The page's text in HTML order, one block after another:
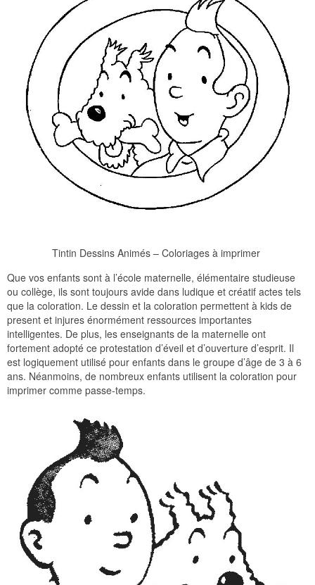
Tintin Dessins Animés – Coloriages à imprimer
Que vos enfants sont à l’école maternelle, élémentaire studieuse
ou collège, ils sont toujours avide dans ludique et créatif actes tels
que la coloration. Le dessin et la coloration permettent à kids de
present et injures énormément ressources importantes
intelligentes. De plus, les enseignants de la maternelle ont
fortement adopté ce protestation d’éveil et d’ouverture d’esprit. Il
est logiquement utilisé pour enfants dans le groupe d’âge de 3 à 6
ans. Néanmoins, de nombreux enfants utilisent la coloration pour
imprimer comme passe-temps.